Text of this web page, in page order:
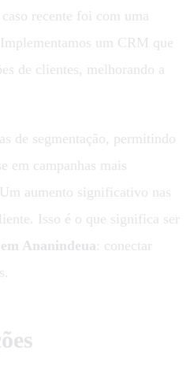
recente foi com uma
um CRM que
de clientes, melhorando a
de segmentação, permitindo
em campanhas mais
aumento significativo nas
Isso é o que significa ser
Ananindeua: conectar